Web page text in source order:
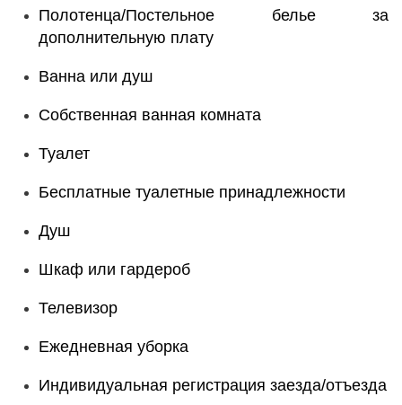
Полотенца/Постельное белье за
дополнительную плату
Ванна или душ
Собственная ванная комната
Туалет
Бесплатные туалетные принадлежности
Душ
Шкаф или гардероб
Телевизор
Ежедневная уборка
Индивидуальная регистрация заезда/отъезда